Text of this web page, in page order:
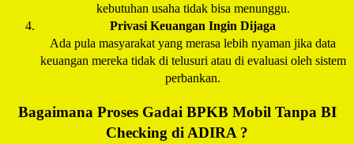
kebutuhan usaha tidak bisa menunggu.
Privasi Keuangan Ingin Dijaga
Ada pula masyarakat yang merasa lebih nyaman jika data
keuangan mereka tidak di telusuri atau di evaluasi oleh sistem
perbankan.
Bagaimana Proses Gadai BPKB Mobil Tanpa BI
Checking di ADIRA ?